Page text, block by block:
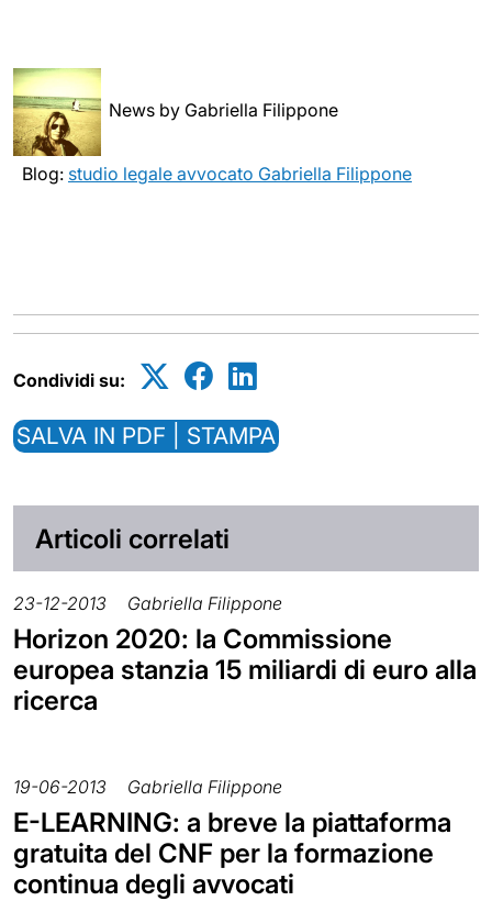
News by Gabriella Filippone
Blog: studio legale avvocato Gabriella Filippone
Condividi su:
SALVA IN PDF | STAMPA
Articoli correlati
23-12-2013 Gabriella Filippone
Horizon 2020: la Commissione
europea stanzia 15 miliardi di euro alla
ricerca
19-06-2013 Gabriella Filippone
E-LEARNING: a breve la piattaforma
gratuita del CNF per la formazione
continua degli avvocati